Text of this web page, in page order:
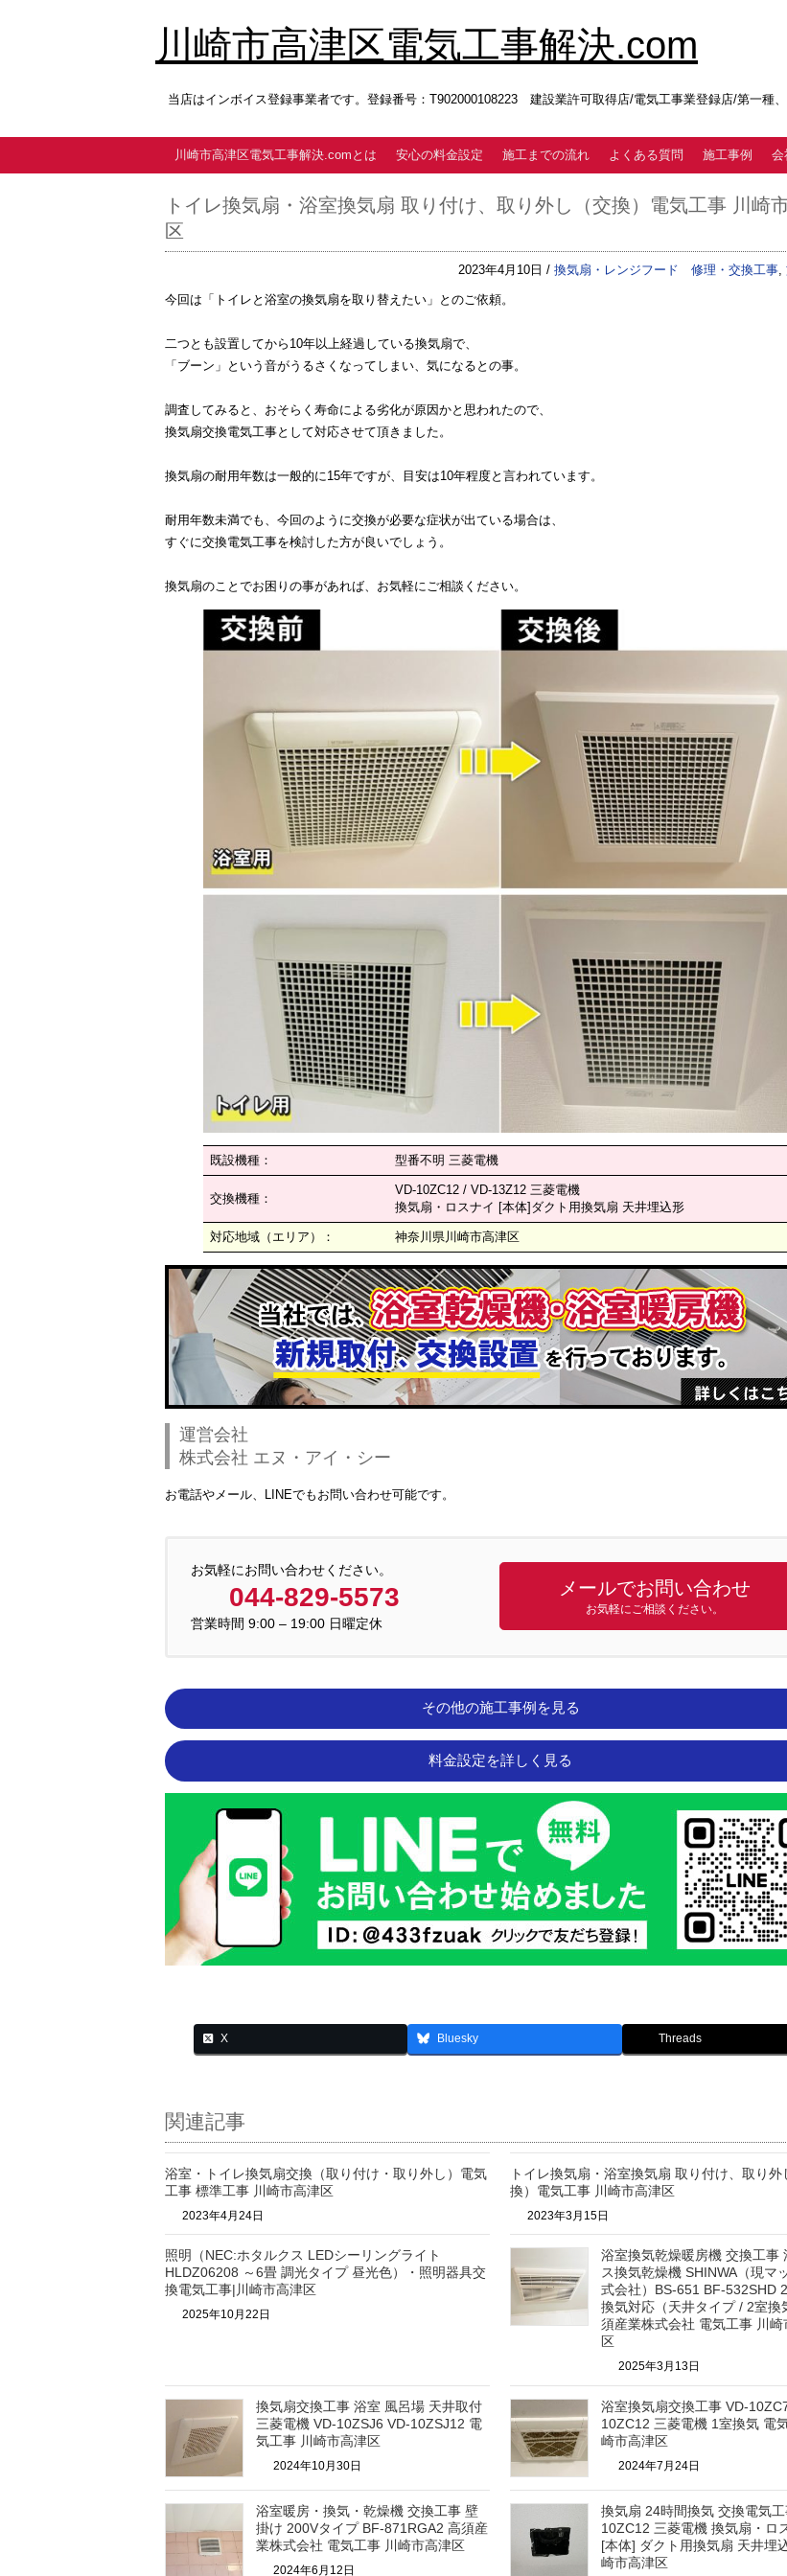
川崎市高津区電気工事解決.com
当店はインボイス登録事業者です。登録番号：T902000108223 建設業許可取得店/電気工事業登録店/第一種
川崎市高津区電気工事解決.comとは 安心の料金設定 施工までの流れ よくある質問 施工事例 会
トイレ換気扇・浴室換気扇 取り付け、取り外し（交換）電気工事 川崎
区
2023年4月10日 / 換気扇・レンジフード 修理・交換工事,
今回は「トイレと浴室の換気扇を取り替えたい」とのご依頼。
二つとも設置してから10年以上経過している換気扇で、
「ブーン」という音がうるさくなってしまい、気になるとの事。
調査してみると、おそらく寿命による劣化が原因かと思われたので、
換気扇交換電気工事として対応させて頂きました。
換気扇の耐用年数は一般的に15年ですが、目安は10年程度と言われています。
耐用年数未満でも、今回のように交換が必要な症状が出ている場合は、
すぐに交換電気工事を検討した方が良いでしょう。
換気扇のことでお困りの事があれば、お気軽にご相談ください。
既設機種： 型番不明 三菱電機
交換機種：
VD-10ZC12 / VD-13Z12 三菱電機
換気扇・ロスナイ [本体]ダクト用換気扇 天井埋込形
対応地域（エリア）： 神奈川県川崎市高津区
運営会社
株式会社 エヌ・アイ・シー
お電話やメール、LINEでもお問い合わせ可能です。
お気軽にお問い合わせください。
044-829-5573
営業時間 9:00 – 19:00 日曜定休
メールでお問い合わせ
お気軽にご相談ください。
その他の施工事例を見る
料金設定を詳しく見る
X Bluesky Threads
関連記事
浴室・トイレ換気扇交換（取り付け・取り外し）電気
工事 標準工事 川崎市高津区
2023年4月24日
トイレ換気扇・浴室換気扇 取り付け、取り外
換）電気工事 川崎市高津区
2023年3月15日
照明（NEC:ホタルクス LEDシーリングライト
HLDZ06208 ～6畳 調光タイプ 昼光色）・照明器具交
換電気工事|川崎市高津区
2025年10月22日
浴室換気乾燥暖房機 交換工事
ス換気乾燥機 SHINWA（現マ
式会社）BS-651 BF-532SHD
換気対応（天井タイプ / 2室換
須産業株式会社 電気工事 川崎
区
2025年3月13日
換気扇交換工事 浴室 風呂場 天井取付
三菱電機 VD-10ZSJ6 VD-10ZSJ12 電
気工事 川崎市高津区
2024年10月30日
浴室換気扇交換工事 VD-
10ZC12 三菱電機 1室換気 電
崎市高津区
2024年7月24日
浴室暖房・換気・乾燥機 交換工事 壁
掛け 200Vタイプ BF-871RGA2 高須産
業株式会社 電気工事 川崎市高津区
2024年6月12日
換気扇 24時間換気 交換電気
10ZC12 三菱電機 換気扇・ロ
[本体] ダクト用換気扇 天井埋
崎市高津区